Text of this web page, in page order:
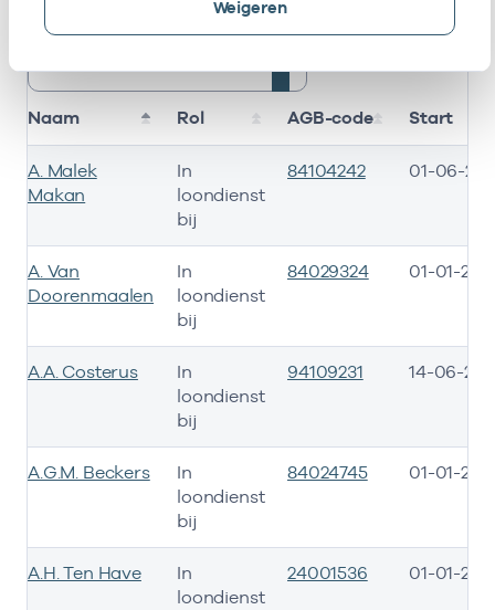
Weigeren
Naam Rol AGB-code Start
A. Malek
Makan
In
loondienst
bij
84104242 01-06-
A. Van
Doorenmaalen
In
loondienst
bij
84029324 01-01-
A.A. Costerus
In
loondienst
bij
94109231 14-06-
A.G.M. Beckers
In
loondienst
bij
84024745 01-01-
A.H. Ten Have
In
loondienst
24001536 01-01-